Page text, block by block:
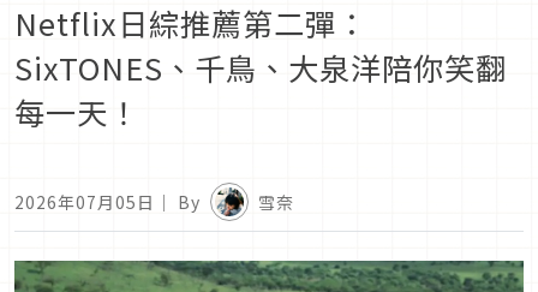
Netflix日綜推薦第二彈：
SixTONES、千鳥、大泉洋陪你笑翻
每一天！
2026年07月05日 ｜ By 雪奈